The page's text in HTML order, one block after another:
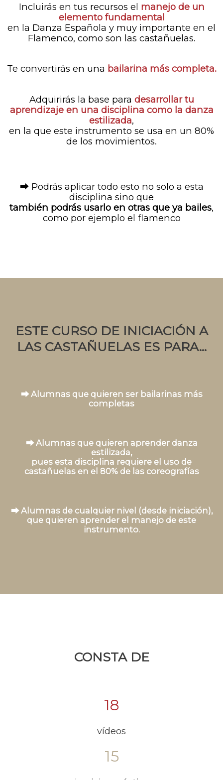
Incluirás en tus recursos el manejo de un
elemento fundamental
en la Danza Española y muy importante en el
Flamenco, como son las castañuelas.
Te convertirás en una bailarina más completa.
Adquirirás la base para desarrollar tu
aprendizaje en una disciplina como la danza
estilizada,
en la que este instrumento se usa en un 80%
de los movimientos.
⮕ Podrás aplicar todo esto no solo a esta
disciplina sino que
también podrás usarlo en otras que ya bailes,
como por ejemplo el flamenco
ESTE CURSO DE INICIACIÓN A
LAS CASTAÑUELAS ES PARA...
⮕ Alumnas que quieren ser bailarinas más
completas
⮕ Alumnas que quieren aprender danza
estilizada,
pues esta disciplina requiere el uso de
castañuelas en el 80% de las coreografías
⮕ Alumnas de cualquier nivel (desde iniciación),
que quieren aprender el manejo de este
instrumento.
CONSTA DE
18
vídeos
15